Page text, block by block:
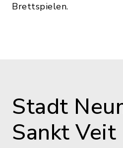
Brettspielen.
Stadt
Sankt Veit